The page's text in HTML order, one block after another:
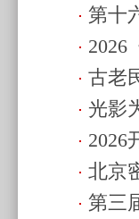
17:11)
第十
全球
2026
古老
光影
2026
西春
北京
者”
第三